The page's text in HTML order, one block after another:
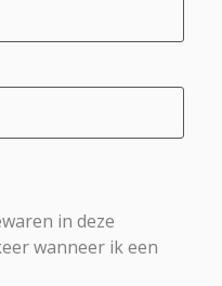
in deze
wanneer ik een